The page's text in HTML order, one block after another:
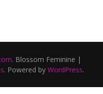
. Blossom Feminine |
. Powered by WordPress.